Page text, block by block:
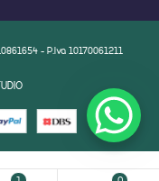
- P.Iva 10170061211